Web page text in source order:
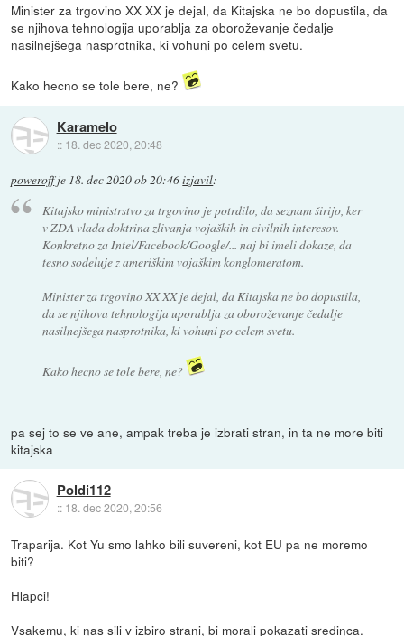
Minister za trgovino XX XX je dejal, da Kitajska ne bo dopustila, da
se njihova tehnologija uporablja za oboroževanje čedalje
nasilnejšega nasprotnika, ki vohuni po celem svetu.
Kako hecno se tole bere, ne?
Karamelo
:: 18. dec 2020, 20:48
poweroffje 18. dec 2020 ob 20:46izjavil:
Kitajsko ministrstvo za trgovino je potrdilo, da seznam širijo, ker
v ZDA vlada doktrina zlivanja vojaških in civilnih interesov.
Konkretno za Intel/Facebook/Google/... naj bi imeli dokaze, da
tesno sodeluje z ameriškim vojaškim konglomeratom.
Minister za trgovino XX XX je dejal, da Kitajska ne bo dopustila,
da se njihova tehnologija uporablja za oboroževanje čedalje
nasilnejšega nasprotnika, ki vohuni po celem svetu.
Kako hecno se tole bere, ne?
pa sej to se ve ane, ampak treba je izbrati stran, in ta ne more biti
kitajska
Poldi112
:: 18. dec 2020, 20:56
Traparija. Kot Yu smo lahko bili suvereni, kot EU pa ne moremo
biti?
Hlapci!
Vsakemu, ki nas sili v izbiro strani, bi morali pokazati sredinca.